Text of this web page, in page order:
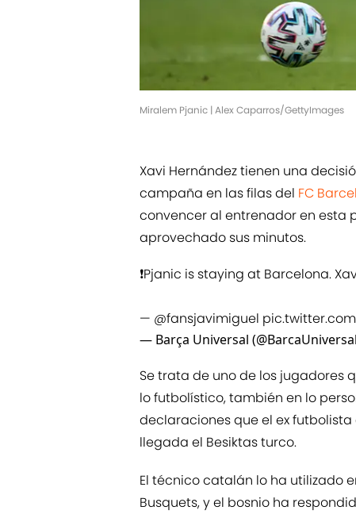
Miralem Pjanic | Alex Caparros/GettyImages
Xavi Hernández tienen una
campaña en las filas del FC
convencer al entrenador en esta
aprovechado sus minutos.
❗️Pjanic is staying at Barcelona.
— @fansjavimiguel
— Barça Universal
Se trata de uno de los jugadores
lo futbolístico, también en lo
declaraciones que el ex futbolista
llegada el Besiktas turco.
El técnico catalán lo ha utilizado
Busquets, y el bosnio ha